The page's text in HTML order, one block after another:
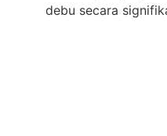
debu secara